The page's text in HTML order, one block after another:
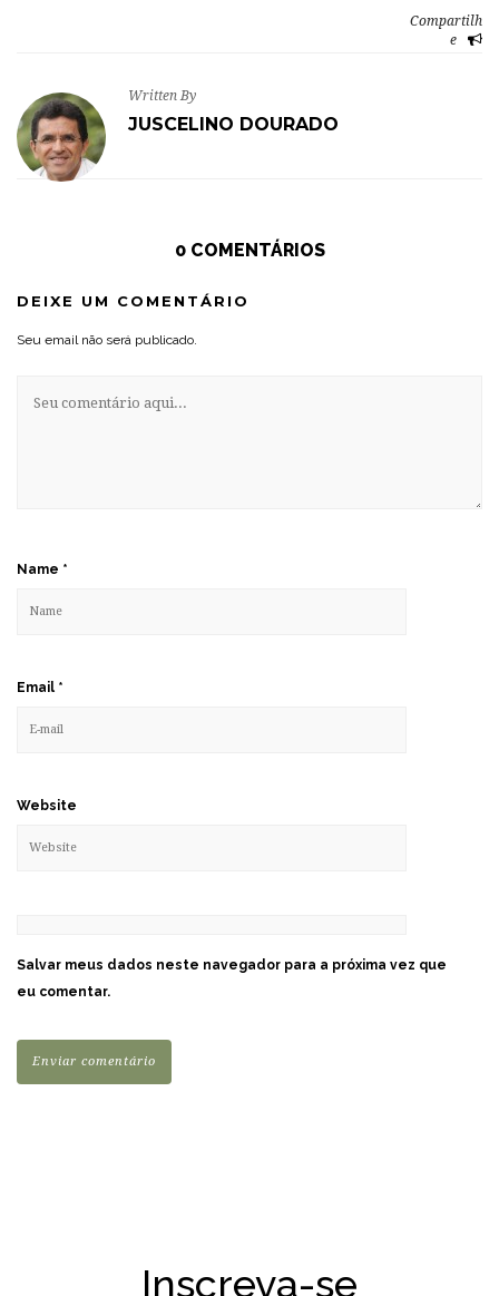
Compartilh
e
Written By
JUSCELINO DOURADO
0 COMENTÁRIOS
DEIXE UM COMENTÁRIO
Seu email não será publicado.
Name *
Email *
Website
Salvar meus dados neste navegador para a próxima vez que
eu comentar.
Inscreva-se